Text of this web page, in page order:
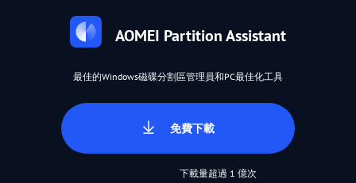
AOMEI Partition Assistant
最佳的Windows磁碟分割區管理員和PC最佳化工具
免費下載
下載量超過 1 億次